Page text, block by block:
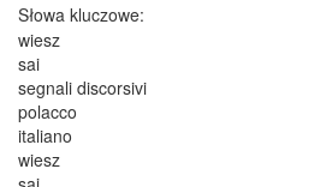
Słowa kluczowe:
wiesz
sai
segnali discorsivi
polacco
italiano
wiesz